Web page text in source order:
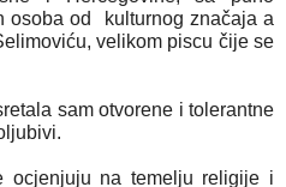
od  kulturnog značaja a
velikom piscu čije se
sam otvorene i tolerantne
na temelju religije i